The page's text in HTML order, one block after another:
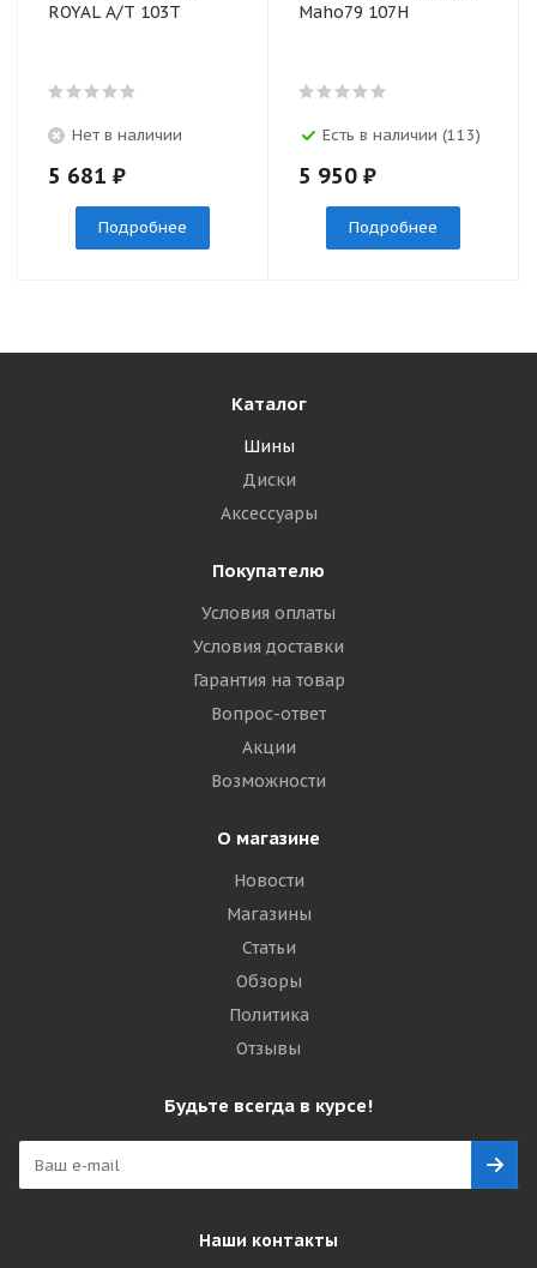
ROYAL A/T 103T
Нет в наличии
5 681 ₽
Подробнее
Maho79 107H
Есть в наличии (113)
5 950 ₽
Подробнее
Каталог
Шины
Диски
Аксессуары
Покупателю
Условия оплаты
Условия доставки
Гарантия на товар
Вопрос-ответ
Акции
Возможности
О магазине
Новости
Магазины
Статьи
Обзоры
Политика
Отзывы
Будьте всегда в курсе!
Наши контакты